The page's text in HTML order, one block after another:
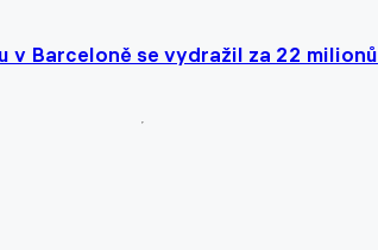
v Barceloně se vydražil za 22 milionů